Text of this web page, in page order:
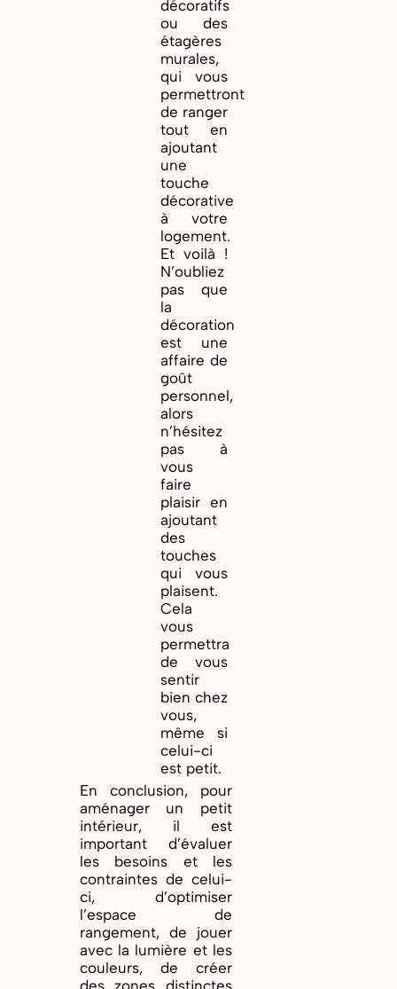
décoratifs
ou des
étagères
murales,
qui vous
permettront
de ranger
tout en
ajoutant
une
touche
décorative
à votre
logement.
Et voilà !
N’oubliez
pas que
la
décoration
est une
affaire de
goût
personnel,
alors
n’hésitez
pas à
vous
faire
plaisir en
ajoutant
des
touches
qui vous
plaisent.
Cela
vous
permettra
de vous
sentir
bien chez
vous,
même si
celui-ci
est petit.
En conclusion, pour
aménager un petit
intérieur, il est
important d’évaluer
les besoins et les
contraintes de celui-
ci, d’optimiser
l’espace de
rangement, de jouer
avec la lumière et les
couleurs, de créer
des zones distinctes